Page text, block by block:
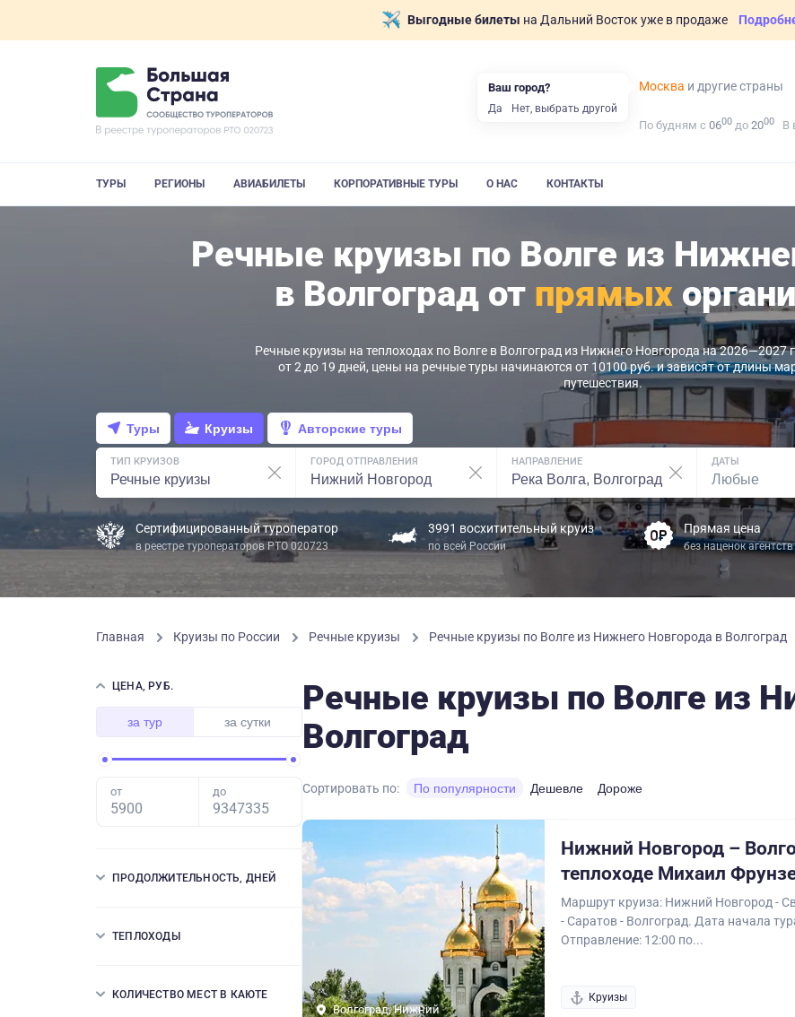
Выгодные билеты на Дальний Восток уже в продаже
Москва и другие страны
По будням с 0600 до 2000 В
ТУРЫ РЕГИОНЫ АВИАБИЛЕТЫ КОРПОРАТИВНЫЕ ТУРЫ О НАС КОНТАКТЫ
Речные круизы по Волге из
в Волгоград от прямых
Речные круизы на теплоходах по Волге в Волгоград из Нижнего Новгорода на 2026—2027
от 2 до 19 дней, цены на речные туры начинаются от 10100 руб. и зависят от длины
путешествия.
Туры Круизы Авторские туры
ТИП КРУИЗОВ ГОРОД ОТПРАВЛЕНИЯ НАПРАВЛЕНИЕ ДАТЫ
Сертифицированный туроператор
в реестре туроператоров РТО 020723
3991 восхитительный круиз
по всей России
Прямая цена
без наценок агентств
Главная Круизы по России Речные круизы Речные круизы по Волге из Нижнего Новгорода в Волгоград
ЦЕНА, РУБ.
за тур за сутки
от до
ПРОДОЛЖИТЕЛЬНОСТЬ, ДНЕЙ
ТЕПЛОХОДЫ
КОЛИЧЕСТВО МЕСТ В КАЮТЕ
Речные круизы по Волге из
Волгоград
Сортировать по: По популярности Дешевле Дороже
Волгоград, Нижний
Нижний Новгород –
теплоходе Михаил
Маршрут круиза: Нижний Новгород -
- Саратов - Волгоград. Дата начала
Отправление: 12:00 по...
Круизы
Ваш город?
Да Нет, выбрать другой